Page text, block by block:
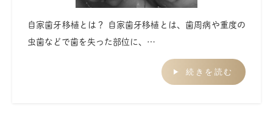
自家歯牙移植とは？ 自家歯牙移植とは、歯周病や重度の
虫歯などで歯を失った部位に、…
続きを読む